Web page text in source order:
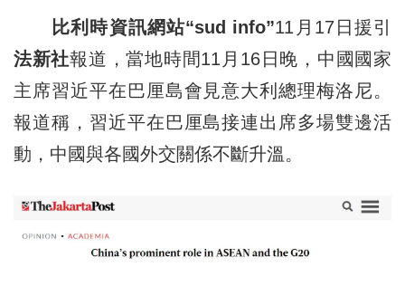
比利時資訊網站“sud info”11月17日援引
法新社報道，當地時間11月16日晚，中國國家
主席習近平在巴厘島會見意大利總理梅洛尼。
報道稱，習近平在巴厘島接連出席多場雙邊活
動，中國與各國外交關係不斷升溫。